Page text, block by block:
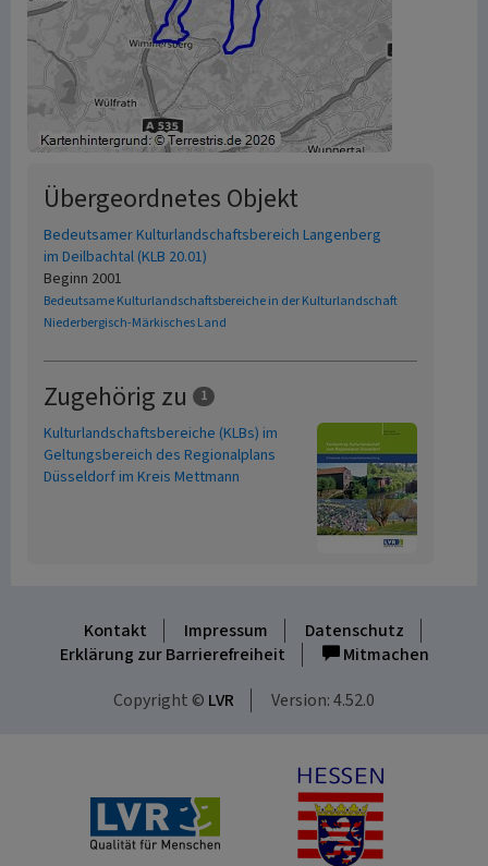
Übergeordnetes Objekt
Bedeutsamer Kulturlandschaftsbereich Langenberg
im Deilbachtal (KLB 20.01)
Beginn 2001
Bedeutsame Kulturlandschaftsbereiche in der Kulturlandschaft
Niederbergisch-Märkisches Land
Zugehörig zu 1
Kulturlandschaftsbereiche (KLBs) im
Geltungsbereich des Regionalplans
Düsseldorf im Kreis Mettmann
Kontakt Impressum
Datenschutz
Erklärung zur Barrierefreiheit
Mitmachen
Copyright © LVR Version: 4.52.0